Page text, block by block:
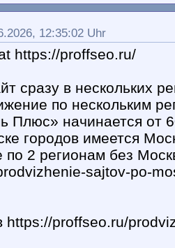
12:35:02 Uhr
https://proffseo.ru/
сразу в нескольких
по нескольким
Плюс» начинается от
городов имеется
по 2 регионам без
sajtov-po-
https://proffseo.ru/